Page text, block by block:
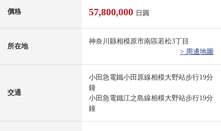
價格 57,800,000 日圓
所在地
神奈川縣相模原市南區若松3丁目
> 周邊地圖
交通
小田急電鐵小田原線相模大野站步行19分
鐘
小田急電鐵江之島線相模大野站步行19分
鐘